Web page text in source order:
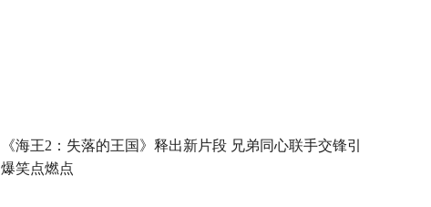
《海王2：失落的王国》释出新片段 兄弟同心联手交锋引
爆笑点燃点